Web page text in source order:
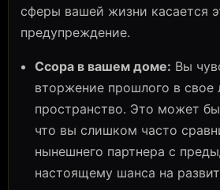
сферы вашей жизни касается
предупреждение.
Ссора в вашем доме: Вы
вторжение прошлого в свое
пространство. Это может
что вы слишком часто
нынешнего партнера с
настоящему шанса на